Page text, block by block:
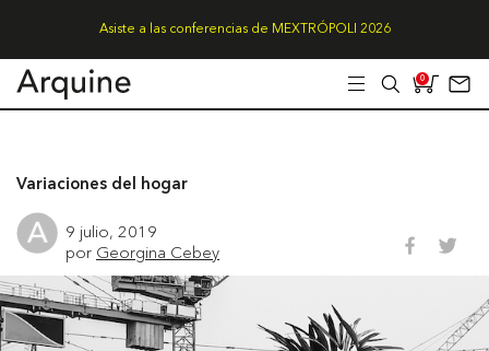
Asiste a las conferencias de MEXTRÓPOLI 2026
0
Variaciones del hogar
9 julio, 2019
por Georgina Cebey